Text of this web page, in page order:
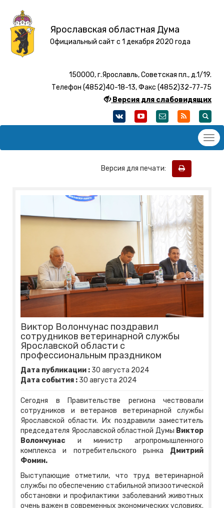
Ярославская областная Дума
Официальный сайт с 1 декабря 2020 года
150000, г.Ярославль, Советская пл., д.1/19.
Телефон (4852)40-18-13, Факс (4852)32-77-75
Версия для слабовидящих
Версия для печати:
Виктор Волончунас поздравил
сотрудников ветеринарной службы
Ярославской области с
профессиональным праздником
Дата публикации : 30 августа 2024
Дата события : 30 августа 2024
Сегодня в Правительстве региона чествовали
сотрудников и ветеранов ветеринарной службы
Ярославской области. Их поздравили заместитель
председателя Ярославской областной Думы Виктор
Волончунас и министр агропромышленного
комплекса и потребительского рынка Дмитрий
Фомин.
Выступающие отметили, что труд ветеринарной
службы по обеспечению стабильной эпизоотической
обстановки и профилактики заболеваний животных
очень важен в современных экономических условиях.